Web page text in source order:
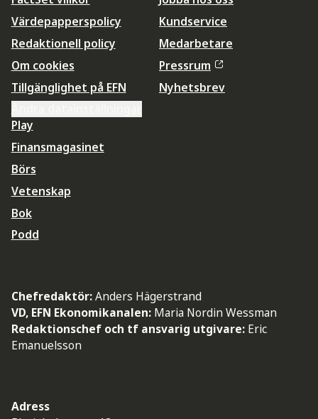
Värdepapperspolicy
Redaktionell policy
Om cookies
Tillgänglighet på EFN
Kundservice
Medarbetare
Pressrum
Nyhetsbrev
Play
Finansmagasinet
Börs
Vetenskap
Bok
Podd
Chefredaktör:Anders Hägerstrand
VD, EFN Ekonomikanalen: Maria Nordin Wessman
Redaktionschef och tf ansvarig utgivare: Eric
Emanuelsson
Adress